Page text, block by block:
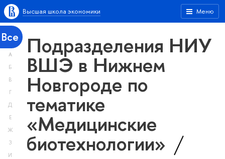
Меню
Высшая школа экономики
Все
А
Б
В
Г
Д
Е
Ж
З
И
Подразделения НИУ
ВШЭ в Нижнем
Новгороде по
тематике
«Медицинские
биотехнологии»